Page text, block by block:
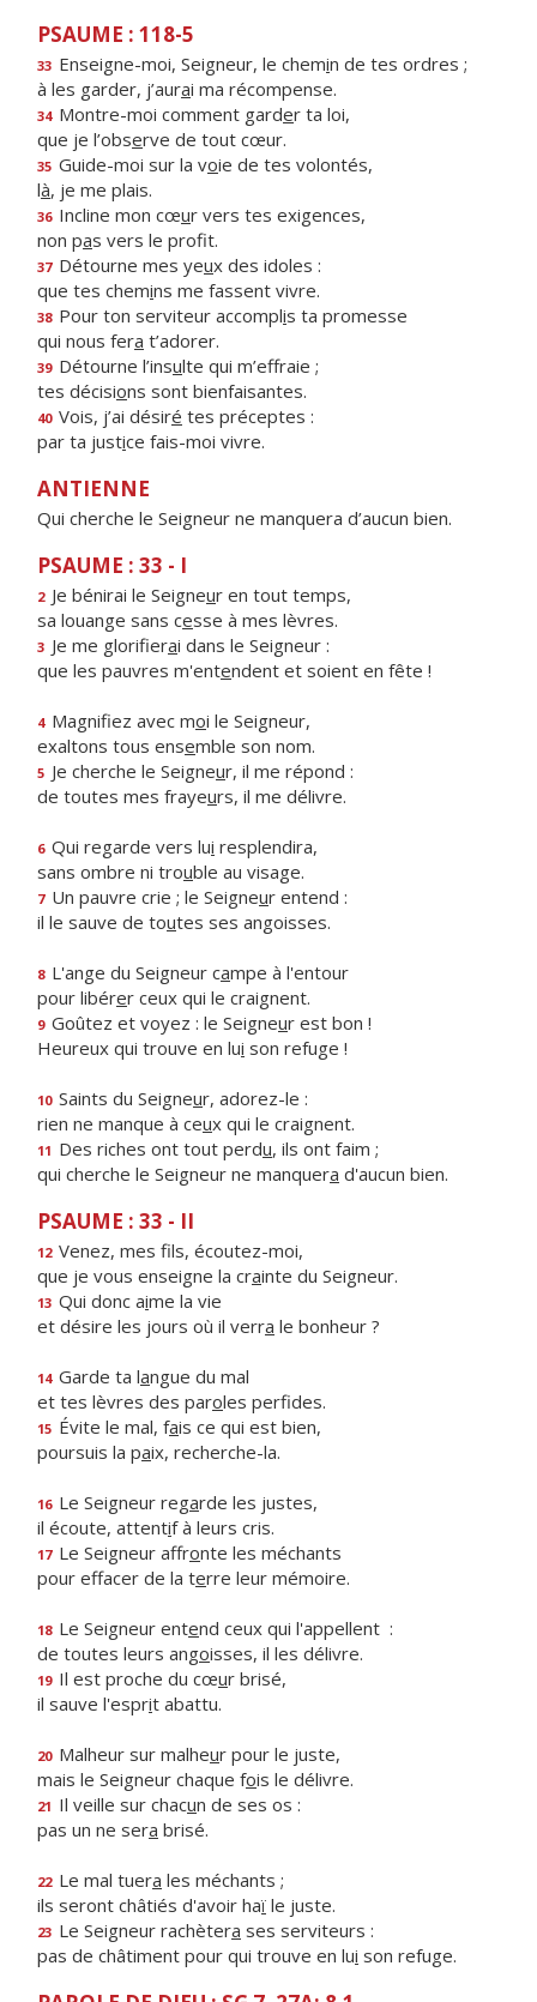
PSAUME : 118-5
33 Enseigne-moi, Seigneur, le chemin de tes ordres ;
à les garder, j’aurai ma récompense.
34 Montre-moi comment garder ta loi,
que je l’observe de tout cœur.
35 Guide-moi sur la voie de tes volontés,
là, je me plais.
36 Incline mon cœur vers tes exigences,
non pas vers le profit.
37 Détourne mes yeux des idoles :
que tes chemins me fassent vivre.
38 Pour ton serviteur accomplis ta promesse
qui nous fera t’adorer.
39 Détourne l’insulte qui m’effraie ;
tes décisions sont bienfaisantes.
40 Vois, j’ai désiré tes préceptes :
par ta justice fais-moi vivre.
ANTIENNE
Qui cherche le Seigneur ne manquera d’aucun bien.
PSAUME : 33 - I
2 Je bénirai le Seigneur en tout temps,
sa louange sans cesse à mes lèvres.
3 Je me glorifierai dans le Seigneur :
que les pauvres m'entendent et soient en fête !
4 Magnifiez avec moi le Seigneur,
exaltons tous ensemble son nom.
5 Je cherche le Seigneur, il me répond :
de toutes mes frayeurs, il me délivre.
6 Qui regarde vers lui resplendira,
sans ombre ni trouble au visage.
7 Un pauvre crie ; le Seigneur entend :
il le sauve de toutes ses angoisses.
8 L'ange du Seigneur campe à l'entour
pour libérer ceux qui le craignent.
9 Goûtez et voyez : le Seigneur est bon !
Heureux qui trouve en lui son refuge !
10 Saints du Seigneur, adorez-le :
rien ne manque à ceux qui le craignent.
11 Des riches ont tout perdu, ils ont faim ;
qui cherche le Seigneur ne manquera d'aucun bien.
PSAUME : 33 - II
12 Venez, mes fls, écoutez-moi,
que je vous enseigne la crainte du Seigneur.
13 Qui donc aime la vie
et désire les jours où il verra le bonheur ?
14 Garde ta langue du mal
et tes lèvres des paroles perfides.
15 Évite le mal, fais ce qui est bien,
poursuis la paix, recherche-la.
16 Le Seigneur regarde les justes,
il écoute, attentif à leurs cris.
17 Le Seigneur affronte les méchants
pour effacer de la terre leur mémoire.
18 Le Seigneur entend ceux qui l'appellent :
de toutes leurs angoisses, il les délivre.
19 Il est proche du cœur brisé,
il sauve l'esprit abattu.
20 Malheur sur malheur pour le juste,
mais le Seigneur chaque fois le délivre.
21 Il veille sur chacun de ses os :
pas un ne sera brisé.
22 Le mal tuera les méchants ;
ils seront châtiés d'avoir haï le juste.
23 Le Seigneur rachètera ses serviteurs :
pas de châtiment pour qui trouve en lui son refuge.